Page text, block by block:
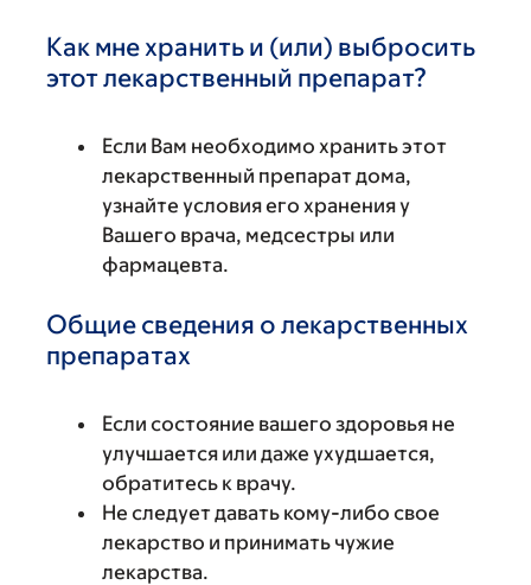
Как мне хранить и (или) выбросить
этот лекарственный препарат?
Если Вам необходимо хранить этот
лекарственный препарат дома,
узнайте условия его хранения у
Вашего врача, медсестры или
фармацевта.
Общие сведения о лекарственных
препаратах
Если состояние вашего здоровья не
улучшается или даже ухудшается,
обратитесь к врачу.
Не следует давать кому-либо свое
лекарство и принимать чужие
лекарства.